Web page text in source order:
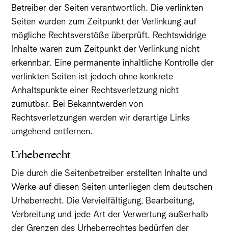
Betreiber der Seiten verantwortlich. Die verlinkten
Seiten wurden zum Zeitpunkt der Verlinkung auf
mögliche Rechtsverstöße überprüft. Rechtswidrige
Inhalte waren zum Zeitpunkt der Verlinkung nicht
erkennbar. Eine permanente inhaltliche Kontrolle der
verlinkten Seiten ist jedoch ohne konkrete
Anhaltspunkte einer Rechtsverletzung nicht
zumutbar. Bei Bekanntwerden von
Rechtsverletzungen werden wir derartige Links
umgehend entfernen.
Urheberrecht
Die durch die Seitenbetreiber erstellten Inhalte und
Werke auf diesen Seiten unterliegen dem deutschen
Urheberrecht. Die Vervielfältigung, Bearbeitung,
Verbreitung und jede Art der Verwertung außerhalb
der Grenzen des Urheberrechtes bedürfen der